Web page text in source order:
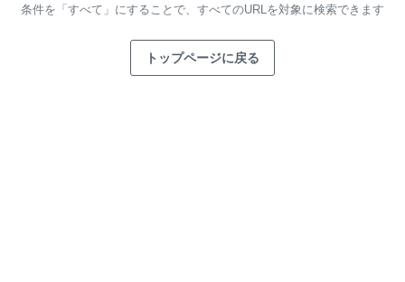
条件を「すべて」にすることで、 すべてのURLを対象に検索できます
トップページに戻る